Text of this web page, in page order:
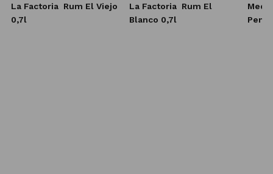
La Factoria Rum El Viejo
0,7l
La Factoria Rum El
Blanco 0,7l